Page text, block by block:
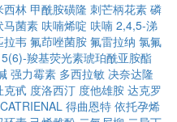
西林 甲酰胺磺隆 刺芒柄花素 磷
马菌素 呋喃烯啶 呋喃 2,4,5-涕
拉韦 氟茚唑菌胺 氟雷拉纳 氯氟
5(6)-羧基荧光素琥珀酰亚胺酯
强力霉素 多西拉敏 决奈达隆
克甙 度洛西汀 度他雄胺 达克罗
得曲恩特 依托孕烯